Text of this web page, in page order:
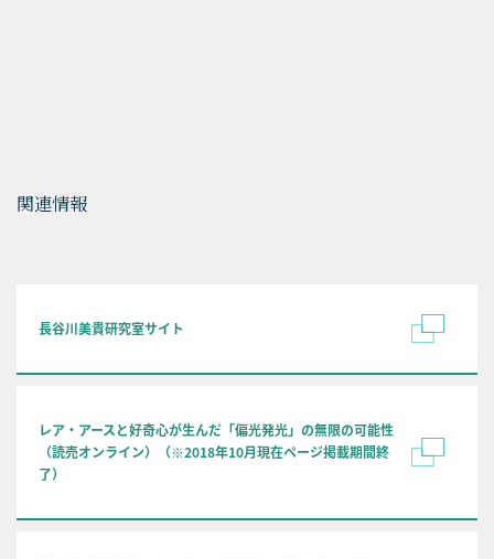
関連情報
長谷川美貴研究室サイト
レア・アースと好奇心が生んだ「偏光発光」の無限の可能性
（読売オンライン）（※2018年10月現在ページ掲載期間終
了）